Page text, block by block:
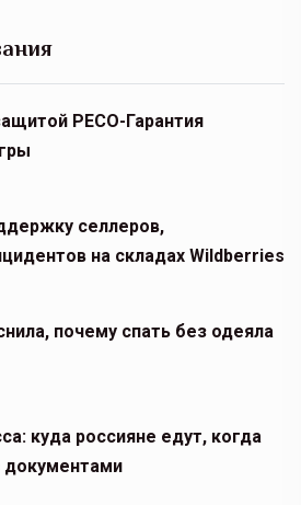
РЕСО-Гарантия
селлеров,
на складах Wildberries
почему спать без одеяла
куда россияне едут, когда
документами